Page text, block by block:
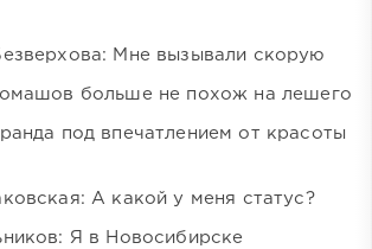
Мне вызывали скорую
больше не похож на лешего
под впечатлением от красоты
А какой у меня статус?
Я в Новосибирске